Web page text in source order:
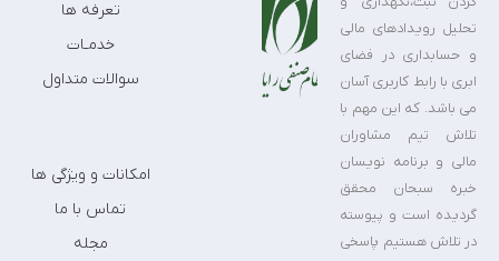
تحلیل رویدادهای مالی
و حسابداری در فضای
ابری با رابط کاربری آسان
می باشد. که این مهم با
تلاش تیم مشاوران
مالی و برنامه نویسان
خبره سبحان محقق
گردیده است و پیوسته
در تلاش هستیم پاسخی
تعرفه ها
خدمـات
سوالات متداول
امکانات و ویژگی ها
تماس با ما
مجله